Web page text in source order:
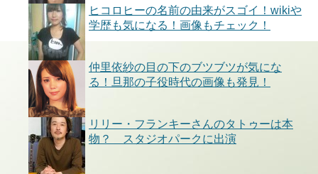
ヒコロヒーの名前の由来がスゴイ！wikiや
学歴も気になる！画像もチェック！
仲里依紗の目の下のブツブツが気にな
る！旦那の子役時代の画像も発見！
リリー・フランキーさんのタトゥーは本
物？ スタジオパークに出演